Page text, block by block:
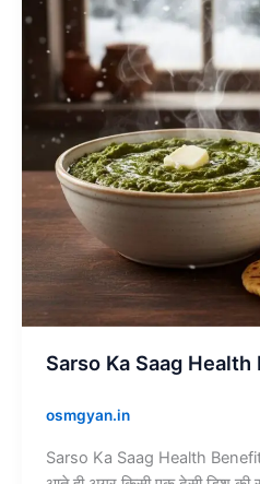
Sarso Ka Saag
osmgyan.in
Sarso Ka Saag Health
Recipe